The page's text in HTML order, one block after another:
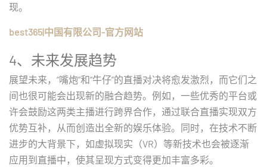
现。
best365|中国有限公司-官方网站
4、未来发展趋势
展望未来，“嘴炮”和“牛仔”的直播对决将愈发激烈，而它们之
间也很可能会出现新的融合趋势。例如，一些优秀的平台或
许会鼓励这两类主播进行跨界合作，通过联合直播实现双方
优势互补，从而创造出全新的娱乐体验。同时，在技术不断
进步的大背景下，如虚拟现实（VR）等新技术也会被逐渐
应用到直播中，使其呈现方式变得更加丰富多彩。